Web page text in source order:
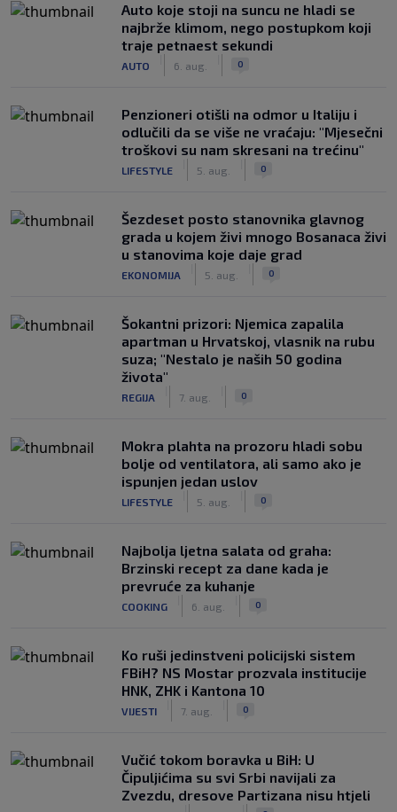
Auto koje stoji na suncu ne hladi se
najbrže klimom, nego postupkom koji
traje petnaest sekundi
AUTO 6. aug. 0
Penzioneri otišli na odmor u Italiju i
odlučili da se više ne vraćaju: "Mjesečni
troškovi su nam skresani na trećinu"
LIFESTYLE 5. aug. 0
Šezdeset posto stanovnika glavnog
grada u kojem živi mnogo Bosanaca živi
u stanovima koje daje grad
EKONOMIJA 5. aug. 0
Šokantni prizori: Njemica zapalila
apartman u Hrvatskoj, vlasnik na rubu
suza; "Nestalo je naših 50 godina
života"
REGIJA 7. aug. 0
Mokra plahta na prozoru hladi sobu
bolje od ventilatora, ali samo ako je
ispunjen jedan uslov
LIFESTYLE 5. aug. 0
Najbolja ljetna salata od graha:
Brzinski recept za dane kada je
prevruće za kuhanje
COOKING 6. aug. 0
Ko ruši jedinstveni policijski sistem
FBiH? NS Mostar prozvala institucije
HNK, ZHK i Kantona 10
VIJESTI 7. aug. 0
Vučić tokom boravka u BiH: U
Čipuljićima su svi Srbi navijali za
Zvezdu, dresove Partizana nisu htjeli